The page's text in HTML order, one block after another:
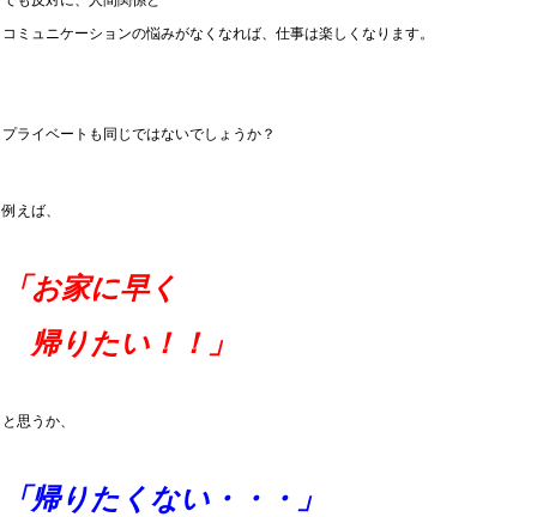
コミュニケーションの悩みがなくなれば、仕事は楽しくなります。
プライベートも同じではないでしょうか？
例えば、
「お家に早く
帰りたい！！」
と思うか、
「帰りたくない・・・」